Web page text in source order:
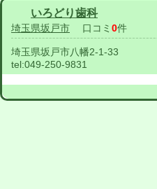
いろどり歯科
埼玉県坂戸市 口コミ 0件
埼玉県坂戸市八幡2-1-33
tel:049-250-9831